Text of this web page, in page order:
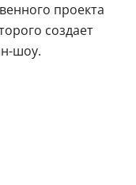
проекта
создает
шоу.